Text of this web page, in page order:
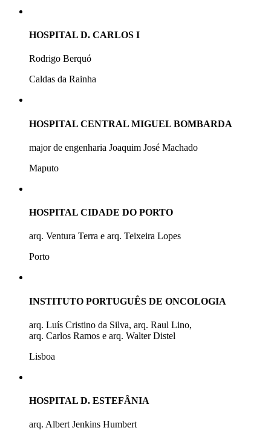
HOSPITAL D. CARLOS I
Rodrigo Berquó
Caldas da Rainha
HOSPITAL CENTRAL MIGUEL BOMBARDA
major de engenharia Joaquim José Machado
Maputo
HOSPITAL CIDADE DO PORTO
arq. Ventura Terra e arq. Teixeira Lopes
Porto
INSTITUTO PORTUGUÊS DE ONCOLOGIA
arq. Luís Cristino da Silva, arq. Raul Lino,
arq. Carlos Ramos e arq. Walter Distel
Lisboa
HOSPITAL D. ESTEFÂNIA
arq. Albert Jenkins Humbert